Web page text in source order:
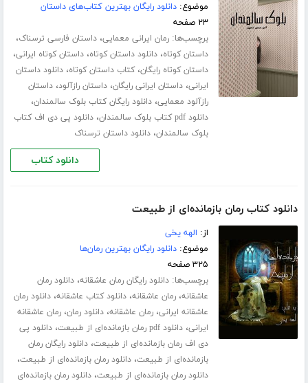
موضوع:دانلود رایگان بهترین کتاب‌های داستان
۲۳ صفحه
برچسب‌ها:رمان ایرانی معمایی،داستان فارسی ترسناک،
داستان کوتاه،دانلود داستان کوتاه،داستان کوتاه ایرانی،
داستان کوتاه رایگان،کتاب داستان کوتاه،دانلود داستان
ایرانی،داستان ایرانی رایگان،داستان رازآلود،داستان
رازآلود معمایی،دانلود رایگان کتاب بلوک سالمندان،
دانلود pdf کتاب بلوک سالمندان ،دانلود پی دی اف کتاب
بلوک سالمندان،دانلود داستان ترسناک
دانلود کتاب
دانلود کتاب رمان بازمانده‌ای از طبیعت
از: الهه یخی
موضوع:دانلود رایگان بهترین رمان‌ها
۳۲۵ صفحه
برچسب‌ها:دانلود رایگان رمان عاشقانه،دانلود رمان
عاشقانه،رمان عاشقانه،دانلود کتاب عاشقانه،دانلود رمان
عاشقانه ایرانی،رمان عاشقانه،دانلود رمان،رمان عاشقانه
ایرانی،دانلود pdf رمان بازمانده‌ای از طبیعت ،دانلود پی
دی اف رمان بازمانده‌ای از طبیعت،دانلود رایگان رمان
بازمانده‌ای از طبیعت،دانلود رمان بازمانده‌ای از طبیعت،
دانلود رمان بازمانده‌ای از طبیعت،دانلود رمان بازمانده‌ای